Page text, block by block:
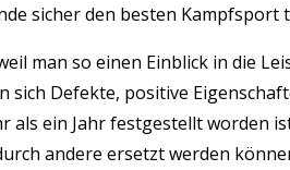
sicher den besten
man so einen Einblick in die
Defekte, positive
ein Jahr festgestellt worden
andere ersetzt werden